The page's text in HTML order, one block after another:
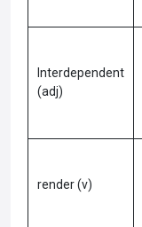
Interdependent
(adj)
render (v)